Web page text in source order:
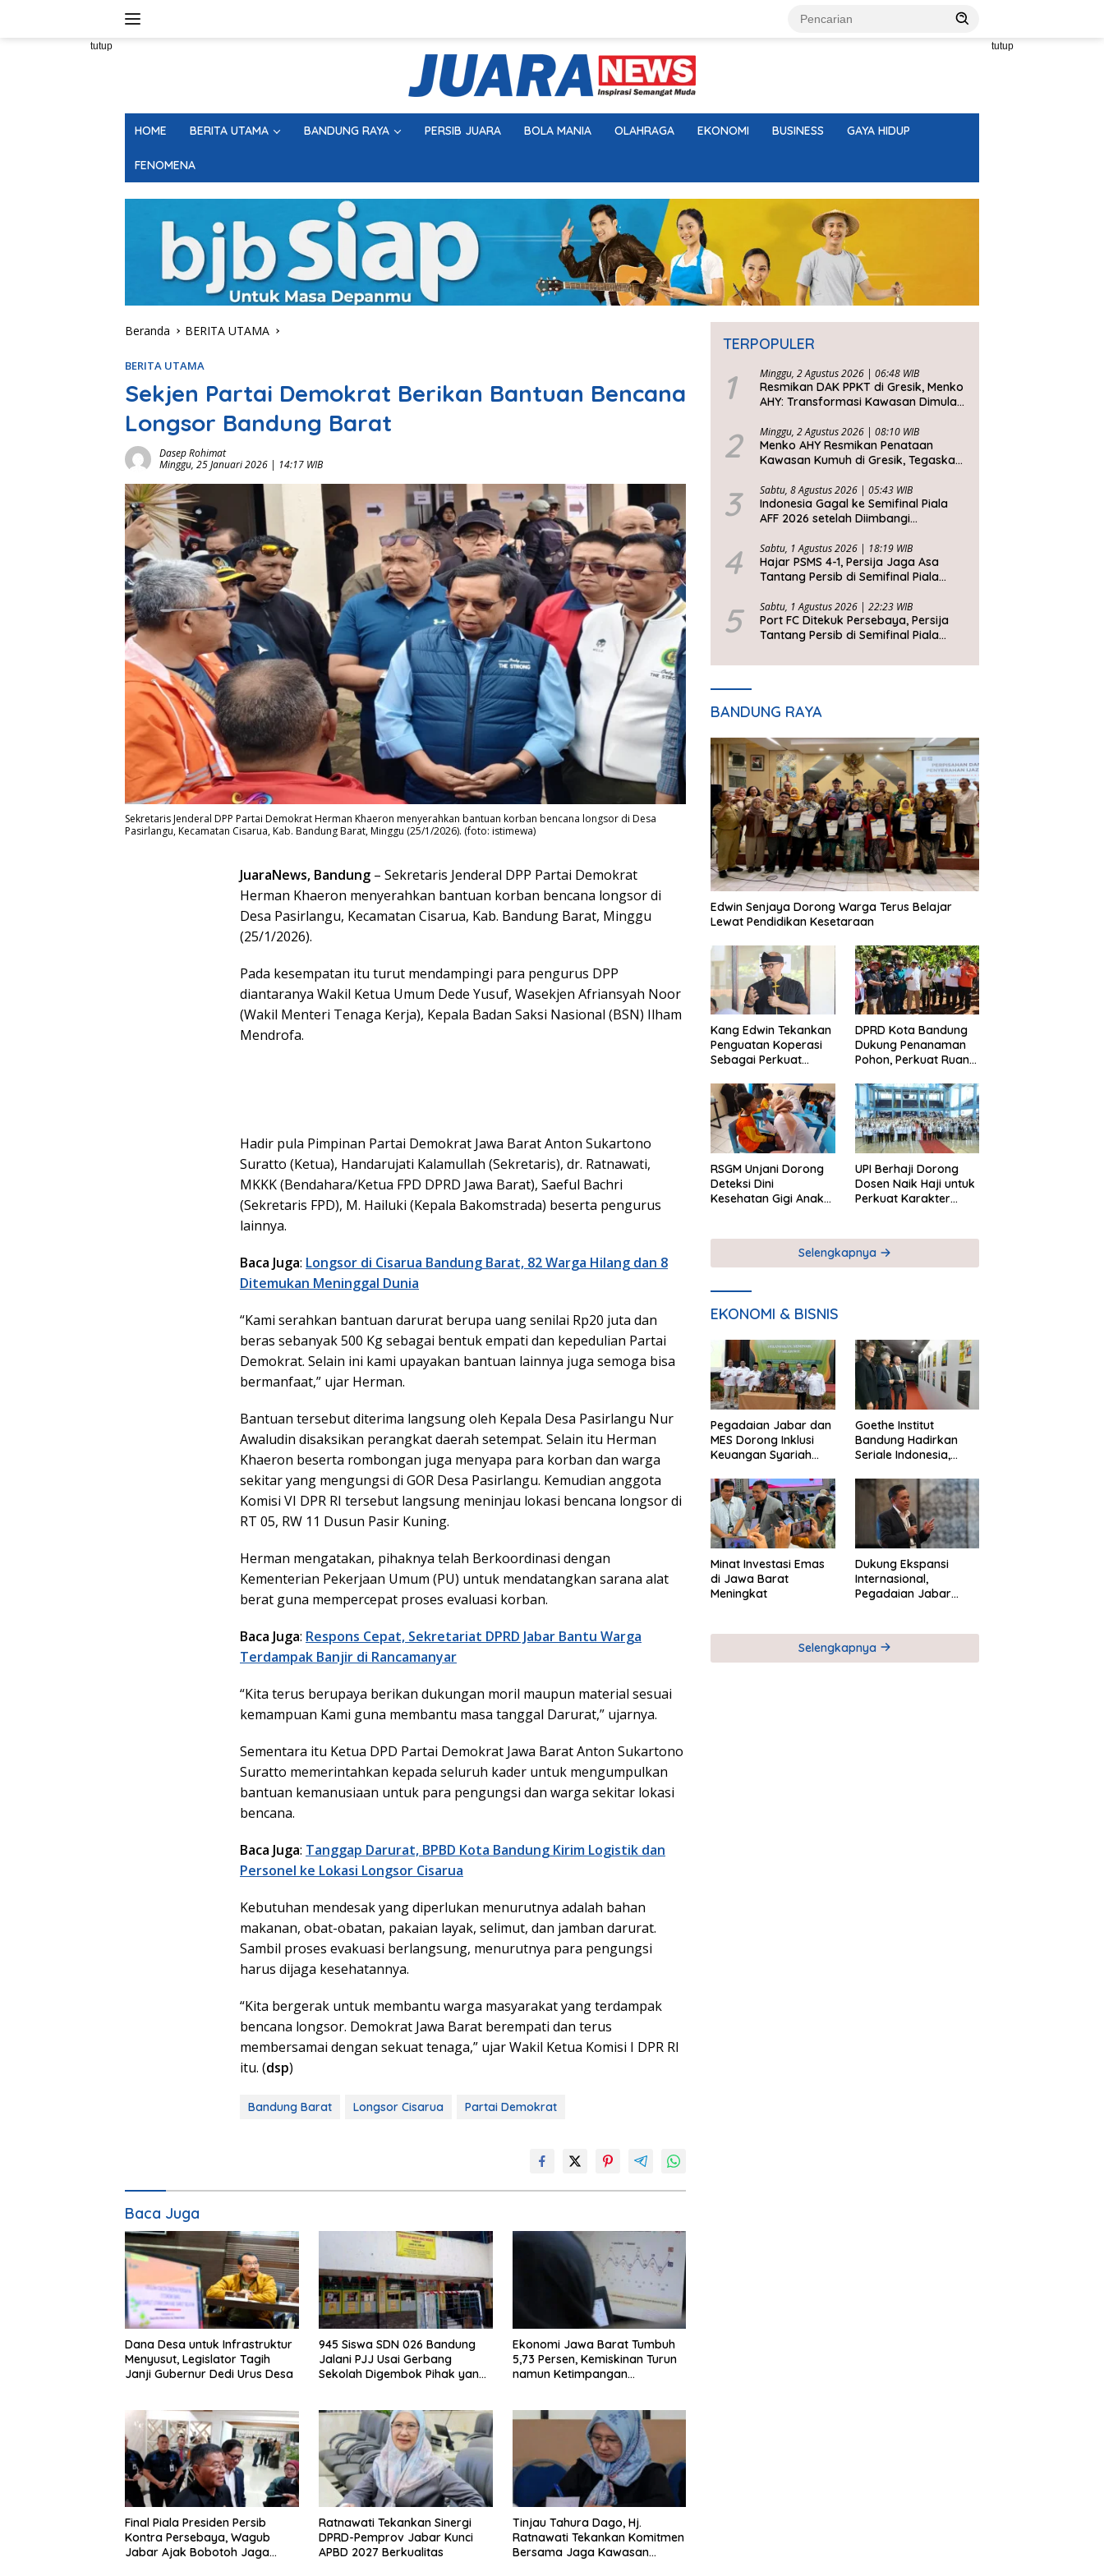
tutup tutup
HOME BERITA UTAMA BANDUNG RAYA PERSIB JUARA BOLA MANIA OLAHRAGA EKONOMI BUSINESS GAYA HIDUP
FENOMENA
Beranda BERITA UTAMA
BERITA UTAMA
Sekjen Partai Demokrat Berikan Bantuan Bencana
Longsor Bandung Barat
Dasep Rohimat
Minggu, 25 Januari 2026 | 14:17 WIB
Sekretaris Jenderal DPP Partai Demokrat Herman Khaeron menyerahkan bantuan korban bencana longsor di Desa
Pasirlangu, Kecamatan Cisarua, Kab. Bandung Barat, Minggu (25/1/2026). (foto: istimewa)
JuaraNews, Bandung – Sekretaris Jenderal DPP Partai Demokrat
Herman Khaeron menyerahkan bantuan korban bencana longsor di
Desa Pasirlangu, Kecamatan Cisarua, Kab. Bandung Barat, Minggu
(25/1/2026).
Pada kesempatan itu turut mendampingi para pengurus DPP
diantaranya Wakil Ketua Umum Dede Yusuf, Wasekjen Afriansyah Noor
(Wakil Menteri Tenaga Kerja), Kepala Badan Saksi Nasional (BSN) Ilham
Mendrofa.
Hadir pula Pimpinan Partai Demokrat Jawa Barat Anton Sukartono
Suratto (Ketua), Handarujati Kalamullah (Sekretaris), dr. Ratnawati,
MKKK (Bendahara/Ketua FPD DPRD Jawa Barat), Saeful Bachri
(Sekretaris FPD), M. Hailuki (Kepala Bakomstrada) beserta pengurus
lainnya.
Baca Juga: Longsor di Cisarua Bandung Barat, 82 Warga Hilang dan 8
Ditemukan Meninggal Dunia
“Kami serahkan bantuan darurat berupa uang senilai Rp20 juta dan
beras sebanyak 500 Kg sebagai bentuk empati dan kepedulian Partai
Demokrat. Selain ini kami upayakan bantuan lainnya juga semoga bisa
bermanfaat,” ujar Herman.
Bantuan tersebut diterima langsung oleh Kepala Desa Pasirlangu Nur
Awaludin disaksikan perangkat daerah setempat. Selain itu Herman
Khaeron beserta rombongan juga menyapa para korban dan warga
sekitar yang mengungsi di GOR Desa Pasirlangu. Kemudian anggota
Komisi VI DPR RI tersebut langsung meninjau lokasi bencana longsor di
RT 05, RW 11 Dusun Pasir Kuning.
Herman mengatakan, pihaknya telah Berkoordinasi dengan
Kementerian Pekerjaan Umum (PU) untuk mendatangkan sarana alat
berat guna mempercepat proses evaluasi korban.
Baca Juga: Respons Cepat, Sekretariat DPRD Jabar Bantu Warga
Terdampak Banjir di Rancamanyar
“Kita terus berupaya berikan dukungan moril maupun material sesuai
kemampuan Kami guna membantu masa tanggal Darurat,” ujarnya.
Sementara itu Ketua DPD Partai Demokrat Jawa Barat Anton Sukartono
Suratto memerintahkan kepada seluruh kader untuk mengumpulkan
bantuan kemanusiaan untuk para pengungsi dan warga sekitar lokasi
bencana.
Baca Juga: Tanggap Darurat, BPBD Kota Bandung Kirim Logistik dan
Personel ke Lokasi Longsor Cisarua
Kebutuhan mendesak yang diperlukan menurutnya adalah bahan
makanan, obat-obatan, pakaian layak, selimut, dan jamban darurat.
Sambil proses evakuasi berlangsung, menurutnya para pengungsi
harus dijaga kesehatannya.
“Kita bergerak untuk membantu warga masyarakat yang terdampak
bencana longsor. Demokrat Jawa Barat berempati dan terus
membersamai dengan sekuat tenaga,” ujar Wakil Ketua Komisi I DPR RI
itu. (dsp)
Bandung Barat Longsor Cisarua Partai Demokrat
Baca Juga
Dana Desa untuk Infrastruktur
Menyusut, Legislator Tagih
Janji Gubernur Dedi Urus Desa
945 Siswa SDN 026 Bandung
Jalani PJJ Usai Gerbang
Sekolah Digembok Pihak yang
Ekonomi Jawa Barat Tumbuh
5,73 Persen, Kemiskinan Turun
namun Ketimpangan
Final Piala Presiden Persib
Kontra Persebaya, Wagub
Jabar Ajak Bobotoh Jaga
Ratnawati Tekankan Sinergi
DPRD-Pemprov Jabar Kunci
APBD 2027 Berkualitas
Tinjau Tahura Dago, Hj.
Ratnawati Tekankan Komitmen
Bersama Jaga Kawasan
TERPOPULER
1 Minggu, 2 Agustus 2026 | 06:48 WIB
Resmikan DAK PPKT di Gresik, Menko
AHY: Transformasi Kawasan Dimulai
2 Minggu, 2 Agustus 2026 | 08:10 WIB
Menko AHY Resmikan Penataan
Kawasan Kumuh di Gresik, Tegaskan
Kesejahteraan Rakyat
3 Sabtu, 8 Agustus 2026 | 05:43 WIB
Indonesia Gagal ke Semifinal Piala
AFF 2026 setelah Diimbangi
Beruntung
4 Sabtu, 1 Agustus 2026 | 18:19 WIB
Hajar PSMS 4-1, Persija Jaga Asa
Tantang Persib di Semifinal Piala
5 Sabtu, 1 Agustus 2026 | 22:23 WIB
Port FC Ditekuk Persebaya, Persija
Tantang Persib di Semifinal Piala
BANDUNG RAYA
Edwin Senjaya Dorong Warga Terus Belajar
Lewat Pendidikan Kesetaraan
Kang Edwin Tekankan
Penguatan Koperasi
Sebagai Perkuat
DPRD Kota Bandung
Dukung Penanaman
Pohon, Perkuat Ruang
RSGM Unjani Dorong
Deteksi Dini
Kesehatan Gigi Anak
UPI Berhaji Dorong
Dosen Naik Haji untuk
Perkuat Karakter
Selengkapnya
EKONOMI & BISNIS
Pegadaian Jabar dan
MES Dorong Inklusi
Keuangan Syariah
UMKM
Goethe Institut
Bandung Hadirkan
Seriale Indonesia,
Global Industri Serial
Minat Investasi Emas
di Jawa Barat
Meningkat
Dukung Ekspansi
Internasional,
Pegadaian Jabar
Pegadaian Timor
Leste
Selengkapnya